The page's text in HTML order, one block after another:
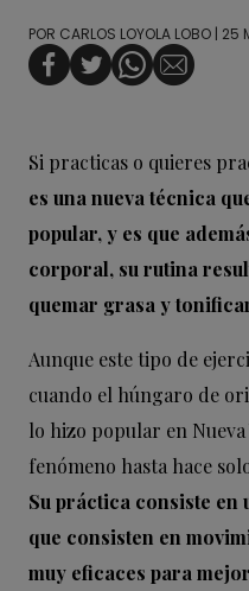
POR CARLOS LOYOLA LOBO | 25
Si practicas o quieres
es una nueva técnica
popular, y es que
corporal, su rutina
quemar grasa y
Aunque este tipo de
cuando el húngaro de
lo hizo popular en
fenómeno hasta hace
Su práctica consiste
que consisten en
muy eficaces para